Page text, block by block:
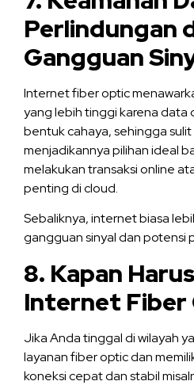
Perlindungan
Gangguan
Internet fiber optic
yang lebih tinggi karena data
bentuk cahaya, sehingga sulit
menjadikannya pilihan ideal
melakukan transaksi online
penting di cloud.
Sebaliknya, internet biasa
gangguan sinyal dan potensi
8. Kapan
Internet Fiber
Jika Anda tinggal di wilayah
layanan fiber optic dan
koneksi cepat dan stabil